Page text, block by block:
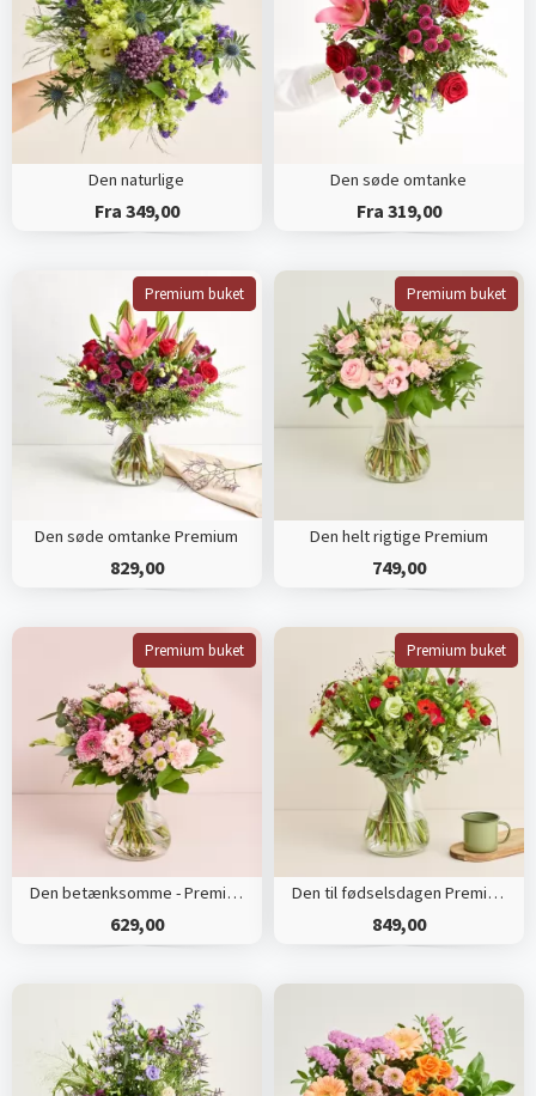
Den naturlige
Fra 349,00
Den søde omtanke
Fra 319,00
Premium buket
Den søde omtanke Premium
829,00
Premium buket
Den helt rigtige Premium
749,00
Premium buket
Den betænksomme - Premium
629,00
Premium buket
Den til fødselsdagen Premium
849,00